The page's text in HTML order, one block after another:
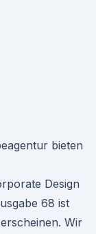
bieten
Design
68 ist
Wir